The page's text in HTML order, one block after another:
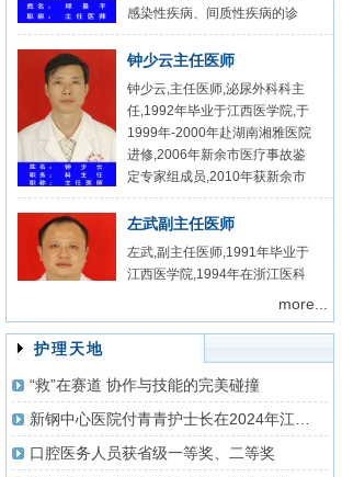
事临床医疗工作，特别是对中西
医结合治疗颈肩腰腿痛、中医治
疗疑难杂症具有较深造诣。在省
文20余篇，2项科技成果通过新
余市科技局鉴定，达市内领先水
平。 专家门诊：每周三、五
上午 联系电话：18979063326
切术、可控性回结肠膀胱术、肾
各种结石取石术等。是全市卫生
系统学科带头人培养对象。在省
级以上公开出版的专业刊发表论
文8篇。率先在省内开展了经B
超定位下经皮肾镜微造口取石术
及输尿管镜下气压弹道碎石术，
获“中国金属学会冶金医学奖三
等奖”。在市内率先开展了腹腔
及可控性回结肠膀胱术。
感染性疾病、间质性疾病的诊
钟少云主任医师
钟少云,主任医师,泌尿外科科主
任,1992年毕业于江西医学院,于
1999年-2000年赴湖南湘雅医院
进修,2006年新余市医疗事故鉴
定专家组成员,2010年获新余市
业后,一直从事临床医疗、教学
和科研工作,特别是对“微创泌尿
外科结石手术”具有更深的造诣,
于2003年开展的B超引导下微创
经皮肾镜取石术属于国内先进、
省内领先水平,至今在国内各种
获得新余市科技进步奖1项,冶金
部医学进步奖1项,先后有四项技
术通过了市科技成果鉴定,所在
科室于2009年被评为新余市医
学领先学科,在教学上承担着全
左武副主任医师
左武,副主任医师,1991年毕业于
江西医学院,1994年在浙江医科
术,2001年在上海长海医院、
2003年在广州华侨医院进修微
创外科工作10余年,独立开展了
腹腔镜下胆道切开取石术,结、
直肠癌根治术、肝囊肿开窗引流
术等。 自从大学毕业之后,一直
从事临床医疗、教学和科研工
阮腊林副主任医师
阮腊林,男,中共党员,副主任医师,
现任江西省骨科医师协会委员。
1988年毕业于赣州医学院,同年
more...
护理天地
“救”在赛道 协作与技能的完美碰撞
口腔医务人员获省级一等奖、二等奖